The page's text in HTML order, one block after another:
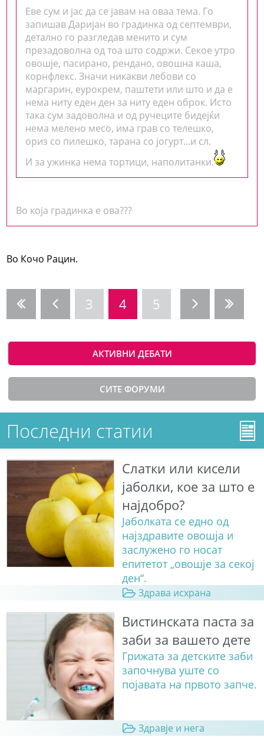
Еве сум и јас да се јавам на оваа тема. Го
запишав Даријан во градинка од септември,
детално го разгледав менито и сум
презадоволна од тоа што содржи. Секое утро
овошје, пасирано, рендано, овошна каша,
корнфлекс. Значи никакви лебови со
маргарин, еурокрем, паштети или што и да е
нема ниту еден ден за ниту еден оброк. Исто
така сум задоволна и од ручеците бидејќи
нема мелено месо, има грав со телешко,
ориз со пилешко, тарана со јогурт...и сл.
И за ужинка нема тортици, наполитанки.
Во која градинка е ова???
Во Кочо Рацин.
3 4 5
АКТИВНИ ДЕБАТИ
СИТЕ ФОРУМИ
Последни статии
Слатки или кисели
јаболки, кое за што е
најдобро?
Јаболката се едно од
најздравите овошја и
заслужено го носат
епитетот „овошје за секој
ден“.
Здрава исхрана
Вистинската паста за
заби за вашето дете
Грижата за детските заби
започнува уште со
појавата на првото запче.
Здравје и нега